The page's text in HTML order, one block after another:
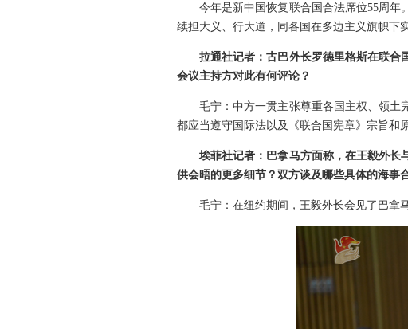
今年是新中国恢复联合国合法席位55周
续担大义、行大道，同各国在多边主义旗帜下
拉通社记者：古巴外长罗德里格斯在联合
会议主持方对此有何评论？
毛宁：中方一贯主张尊重各国主权、领土
都应当遵守国际法以及《联合国宪章》宗旨和
埃菲社记者：巴拿马方面称，在王毅外
供会晤的更多细节？双方谈及哪些具体的海事
毛宁：在纽约期间，王毅外长会见了巴拿